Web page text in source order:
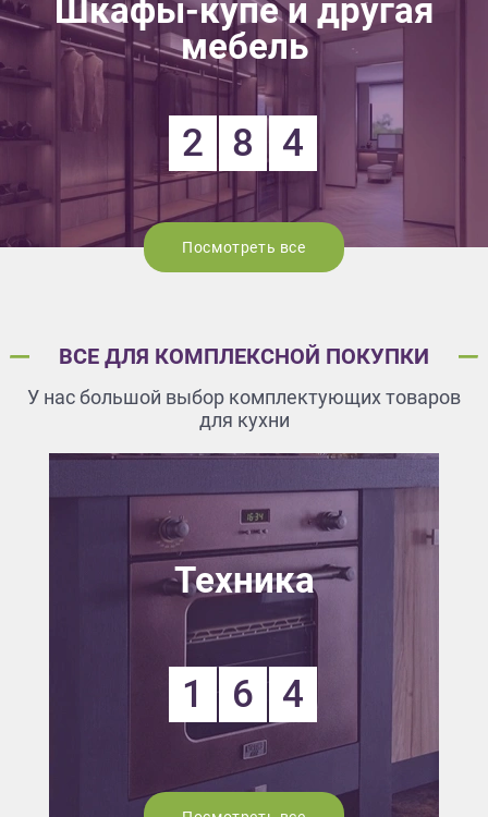
Шкафы-купе и другая
мебель
2 8 4
Посмотреть все
ВСЕ ДЛЯ КОМПЛЕКСНОЙ ПОКУПКИ
У нас большой выбор комплектующих товаров
для кухни
Техника
1 6 4